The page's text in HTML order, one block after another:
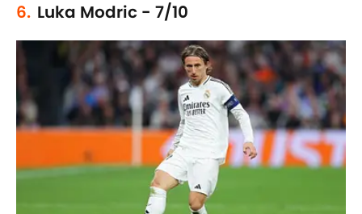
6. Luka Modric - 7/10